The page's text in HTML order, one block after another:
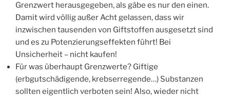
Grenzwert herausgegeben, als gäbe es nur den einen.
Damit wird völlig außer Acht gelassen, dass wir
inzwischen tausenden von Giftstoffen ausgesetzt sind
und es zu Potenzierungseffekten führt! Bei
Unsicherheit – nicht kaufen!
Für was überhaupt Grenzwerte? Giftige
(erbgutschädigende, krebserregende…) Substanzen
sollten eigentlich verboten sein! Also, wieder nicht